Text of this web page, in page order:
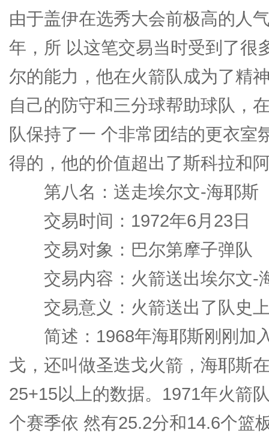
由于盖伊在选秀大会前极高的人
年，所 以这笔交易当时受到了很
尔的能力，他在火箭队成为了精
自己的防守和三分球帮助球队，
队保持了一 个非常团结的更衣室
得的，他的价值超出了斯科拉和
第八名：送走埃尔文-海耶斯
交易时间：1972年6月23日
交易对象：巴尔第摩子弹队
交易内容：火箭送出埃尔文-
交易意义：火箭送出了队史上
简述：1968年海耶斯刚刚加
戈，还叫做圣迭戈火箭，海耶斯
25+15以上的数据。1971年火箭
个赛季依 然有25.2分和14.6个篮